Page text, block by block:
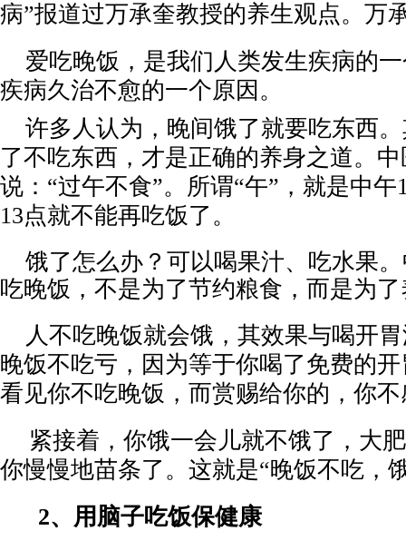
病”报道过万承奎教授的养生观点。万
爱吃晚饭，是我们人类发生疾病的
疾病久治不愈的一个原因。
许多人认为，晚间饿了就要吃东西
了不吃东西，才是正确的养身之道。
说： “过午不食”。所谓“午”，就是中
13点就不能再吃饭了。
饿了怎么办？可以喝果汁、吃水果
吃晚饭，不是为了节约粮食，而是为
人不吃晚饭就会饿，其效果与喝开
晚饭不吃亏，因为等于你喝了免费的
看见你不吃晚饭，而赏赐给你的，你
紧接着，你饿一会儿就不饿了，大
你慢慢地苗条了。这就是“晚饭不吃，
2、 用脑子吃饭保健康